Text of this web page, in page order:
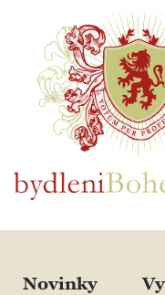
BydleniBohemian.cz
Novinky